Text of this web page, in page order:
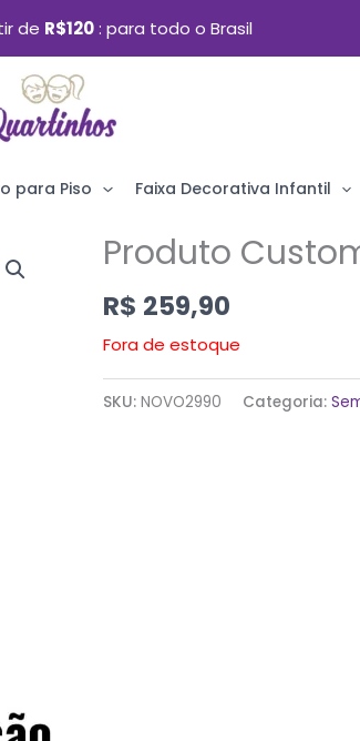
de R$120 para todo o Brasil
para Piso Faixa Decorativa Infantil
Produto
R$ 259,90
Fora de estoque
SKU:NOVO2990 Categoria: